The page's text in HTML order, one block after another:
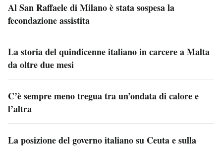
Al San Raffaele di Milano è stata sospesa la
fecondazione assistita
La storia del quindicenne italiano in carcere a Malta
da oltre due mesi
C’è sempre meno tregua tra un’ondata di calore e
l’altra
La posizione del governo italiano su Ceuta e sulla